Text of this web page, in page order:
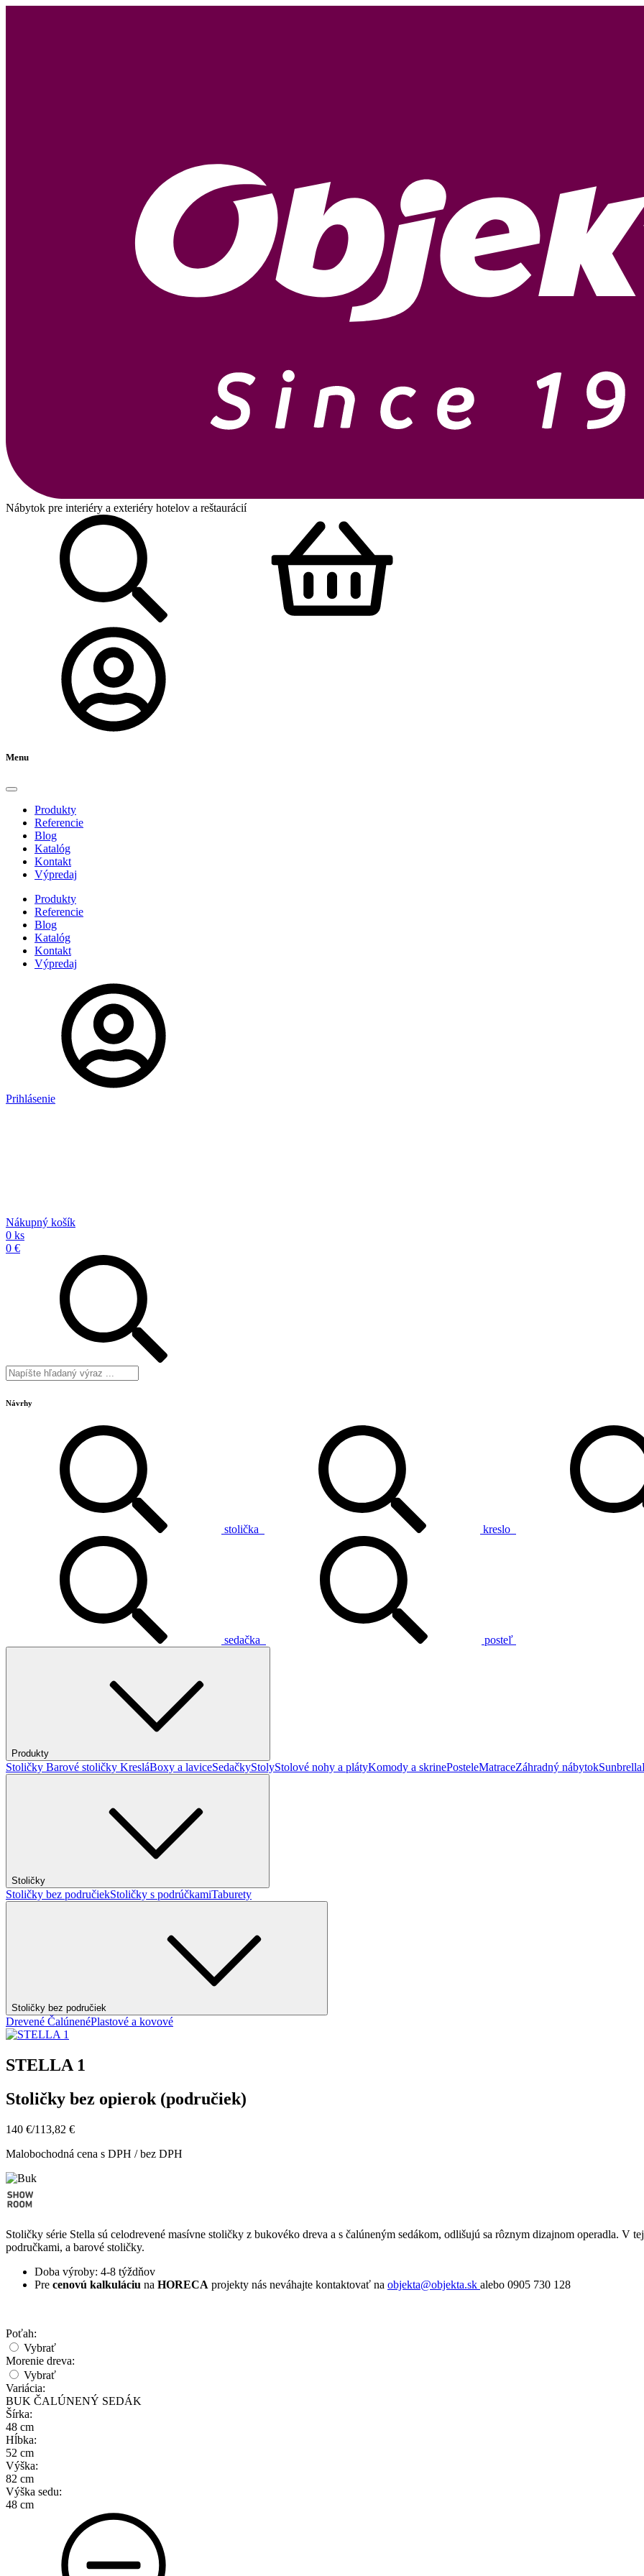
Nábytok pre interiéry a exteriéry hotelov a reštaurácií
Menu
Produkty
Referencie
Blog
Katalóg
Kontakt
Výpredaj
Produkty
Referencie
Blog
Katalóg
Kontakt
Výpredaj
Prihlásenie
Nákupný košík
0 ks
0 €
Návrhy
stolička kreslo
sedačka posteľ
Produkty
Stoličky Barové stoličky KresláBoxy a laviceSedačkyStolyStolové nohy a plátyKomody a skrinePosteleMatraceZáhradný nábytokSunbrella
Stoličky
Stoličky bez područiekStoličky s podrúčkamiTaburety
Stoličky bez područiek
Drevené ČalúnenéPlastové a kovové
STELLA 1
Stoličky bez opierok (područiek)
140 €/113,82 €
Malobochodná cena s DPH / bez DPH
Stoličky série Stella sú celodrevené masívne stoličky z bukovéko dreva a s čalúneným sedákom, odlišujú sa rôznym dizajnom operadla. V
područkami, a barové stoličky.
Doba výroby: 4-8 týždňov
Pre cenovú kalkuláciu na HORECA projekty nás neváhajte kontaktovať na objekta@objekta.sk alebo 0905 730 128
Poťah:
Vybrať
Morenie dreva:
Vybrať
Variácia:
BUK ČALÚNENÝ SEDÁK
Šírka:
48 cm
Hĺbka:
52 cm
Výška:
82 cm
Výška sedu:
48 cm